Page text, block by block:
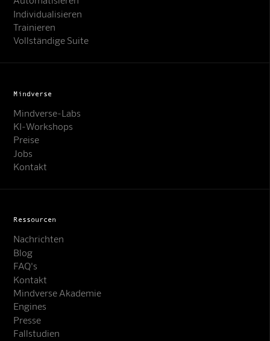
Individualisieren
Trainieren
Vollständige Suite
Mindverse
Mindverse-Labs
KI-Workshops
Preise
Jobs
Kontakt
Ressourcen
Nachrichten
Blog
FAQ's
Kontakt
Mindverse Akademie
Engines
Presse
Fallstudien